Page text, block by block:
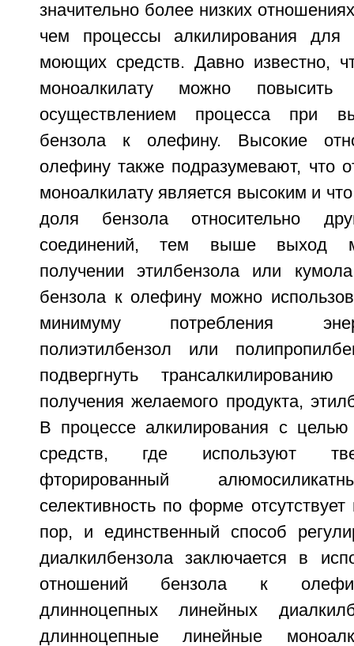
значительно более низких
чем процессы алкилирования для
моющих средств. Давно известно,
моноалкилату можно повысить
осуществлением процесса при
бензола к олефину. Высокие
олефину также подразумевают, что
моноалкилату является высоким и
доля бензола относительно
соединений, тем выше выход
получении этилбензола или
бензола к олефину можно
минимуму потребления
полиэтилбензол или
подвергнуть
получения желаемого продукта,
В процессе алкилирования с
средств, где используют
фторированный
селективность по форме
пор, и единственный способ
диалкилбензола заключается в
отношений бензола к
длинноцепных линейных
длинноцепные линейные